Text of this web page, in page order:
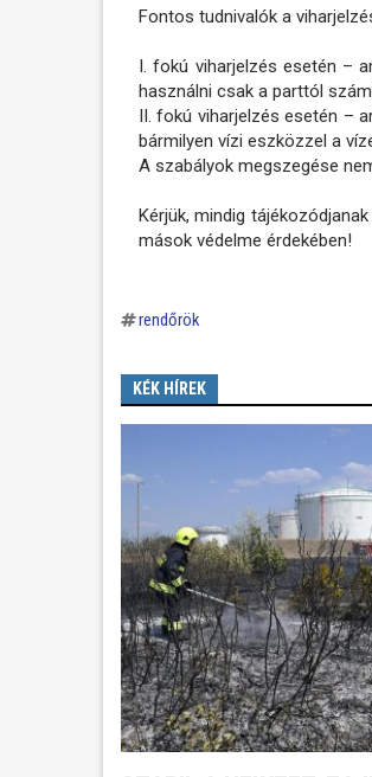
Fontos tudnivalók a
I. fokú viharjelzés esetén –
használni csak a parttól
II. fokú viharjelzés esetén –
bármilyen vízi eszközzel a
A szabályok megszegése
Kérjük, mindig
mások védelme érdekében!
rendőrök
KÉK HÍREK